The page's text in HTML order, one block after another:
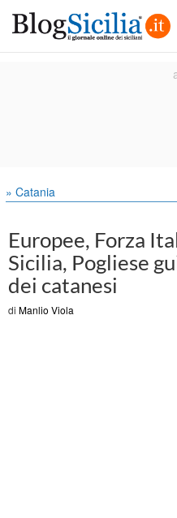
» Catania
Europee, Forza
Sicilia, Pogliese
dei catanesi
di Manlio Viola